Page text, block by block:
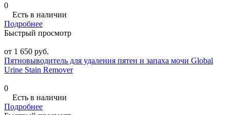
0
Есть в наличии
Подробнее
Быстрый просмотр
от 1 650 руб.
Пятновыводитель для удаления пятен и запаха мочи Global
Urine Stain Remover
0
Есть в наличии
Подробнее